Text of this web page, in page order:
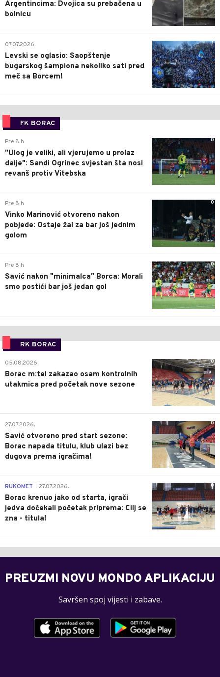
Argentincima: Dvojica su prebačena u
bolnicu
1
07.07.2026.
Levski se oglasio: Saopštenje
bugarskog šampiona nekoliko sati pred
meč sa Borcem!
FK BORAC
0
Pre 8 h
"Ulog je veliki, ali vjerujemo u prolaz
dalje": Sandi Ogrinec svjestan šta nosi
revanš protiv Vitebska
0
Pre 8 h
Vinko Marinović otvoreno nakon
pobjede: Ostaje žal za bar još jednim
golom
0
Pre 8 h
Savić nakon "minimalca" Borca: Morali
smo postići bar još jedan gol
RK BORAC
0
05.08.2026.
Borac m:tel zakazao osam kontrolnih
utakmica pred početak nove sezone
0
27.07.2026.
Savić otvoreno pred start sezone:
Borac napada titulu, klub ulazi bez
dugova prema igračima!
0
RUKOMET 27.07.2026.
Borac krenuo jako od starta, igrači
jedva dočekali početak priprema: Cilj se
zna - titula!
PREUZMI NOVU MONDO APLIKACIJU
Savršen spoj vijesti i zabave.